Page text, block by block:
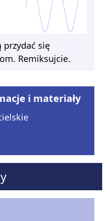
się
Remiksujcie.
i materiały